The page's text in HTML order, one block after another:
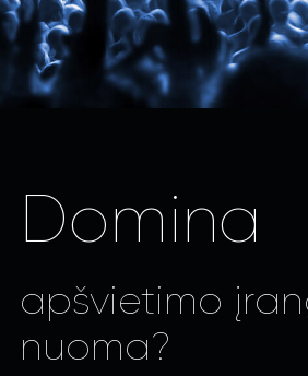
Domina
apšvietimo
nuoma?